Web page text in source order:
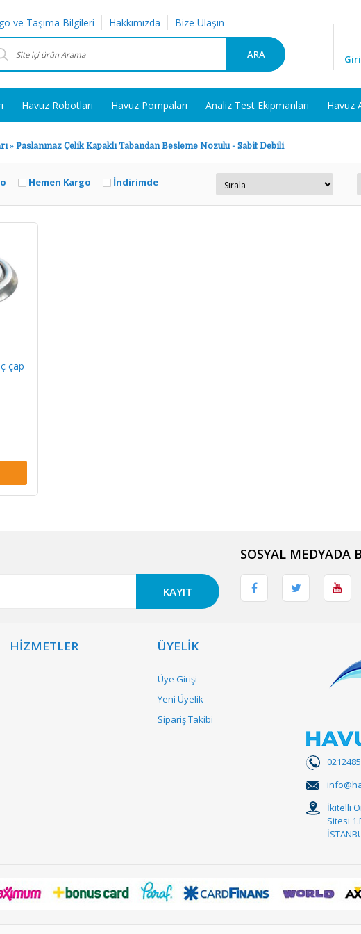
ve Taşıma Bilgileri Hakkımızda Bize Ulaşın
ARA
Havuz Robotları Havuz Pompaları Analiz Test Ekipmanları Havuz
» Paslanmaz Çelik Kapaklı Tabandan Besleme Nozulu - Sabit Debili
Hemen Kargo İndirimde
çap
KAYIT
SOSYAL MEDYADA
HİZMETLER ÜYELİK
Üye Girişi
Yeni Üyelik
Sipariş Takibi
İkitelli
Sitesi